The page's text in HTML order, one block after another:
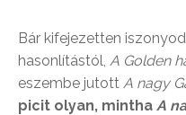
Bár kifejezetten
hasonlítástól, A Golden
eszembe jutott A nagy
picit olyan, mintha A